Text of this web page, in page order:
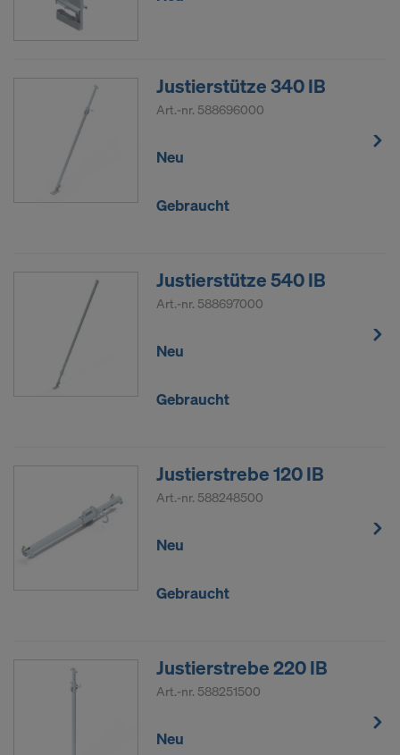
Justierstütze 340 IB
Art.-nr. 588696000
Neu
Gebraucht
Justierstütze 540 IB
Art.-nr. 588697000
Neu
Gebraucht
Justierstrebe 120 IB
Art.-nr. 588248500
Neu
Gebraucht
Justierstrebe 220 IB
Art.-nr. 588251500
Neu